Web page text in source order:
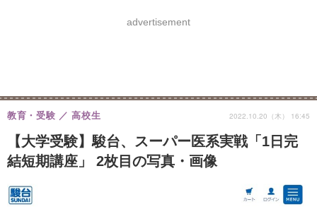
8月開催学校説明会・相談会
advertisement
【大学受験】駿台、スーパー医系実戦「1日完
結短期講座」 2枚目の写真・画像
教育・受験 高校生 2022.10.20（木） 16:45